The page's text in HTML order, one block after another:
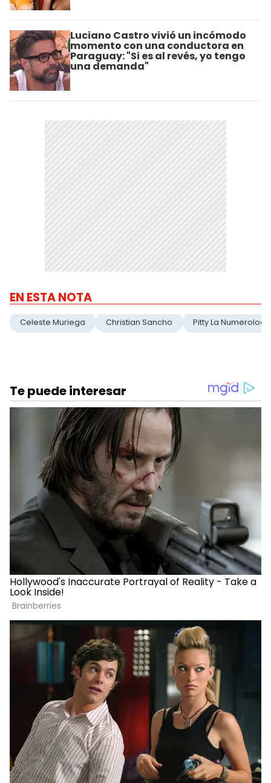
Luciano Castro vivió un incómodo
momento con una conductora en
Paraguay: "Si es al revés, yo tengo
una demanda"
EN ESTA NOTA
Celeste Muriega Christian Sancho Pitty La Numerologa